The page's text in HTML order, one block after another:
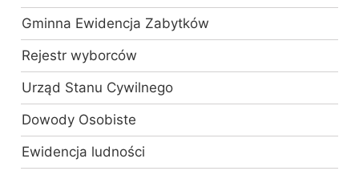
Gminna Ewidencja Zabytków
Rejestr wyborców
Urząd Stanu Cywilnego
Dowody Osobiste
Ewidencja ludności